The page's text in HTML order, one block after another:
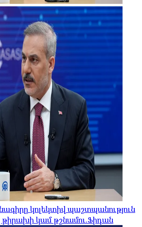
կոլեկտիվ պաշտպանություն
թիրախի կամ թշնամու.Ֆիդան